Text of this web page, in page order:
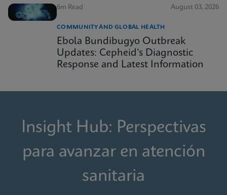
6m Read August 03, 2026
COMMUNITY AND GLOBAL HEALTH
Ebola Bundibugyo Outbreak
Updates: Cepheid’s Diagnostic
Response and Latest Information
Insight Hub: Perspectivas
para avanzar en atención
sanitaria